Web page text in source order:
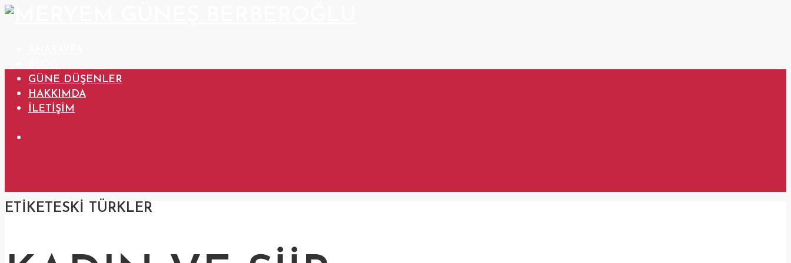
GÜNE DÜŞENLER
HAKKIMDA
İLETIŞIM
ETIKET ESKI TÜRKLER